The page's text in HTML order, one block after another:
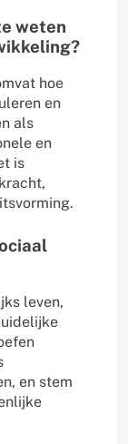
weten
hoe
en
als
en
is
leven,
en stem